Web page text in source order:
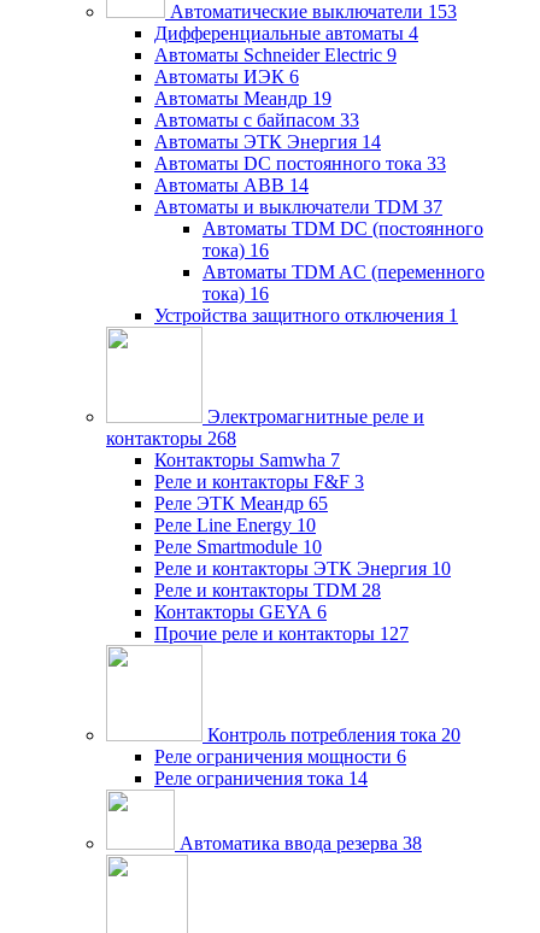
Автоматические выключатели 153
Дифференциальные автоматы 4
Автоматы Schneider Electric 9
Автоматы ИЭК 6
Автоматы Меандр 19
Автоматы с байпасом 33
Автоматы ЭТК Энергия 14
Автоматы DC постоянного тока 33
Автоматы ABB 14
Автоматы и выключатели TDM 37
Автоматы TDM DC (постоянного
тока) 16
Автоматы TDM AC (переменного
тока) 16
Устройства защитного отключения 1
Электромагнитные реле и
контакторы 268
Контакторы Samwha 7
Реле и контакторы F&F 3
Реле ЭТК Меандр 65
Реле Line Energy 10
Реле Smartmodule 10
Реле и контакторы ЭТК Энергия 10
Реле и контакторы TDM 28
Контакторы GEYA 6
Прочие реле и контакторы 127
Контроль потребления тока 20
Реле ограничения мощности 6
Реле ограничения тока 14
Автоматика ввода резерва 38